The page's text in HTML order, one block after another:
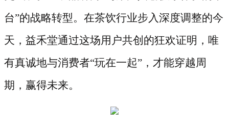
台”的战略转型。在茶饮行业步入深度调整的今
天，益禾堂通过这场用户共创的狂欢证明，唯
有真诚地与消费者“玩在一起”，才能穿越周
期，赢得未来。